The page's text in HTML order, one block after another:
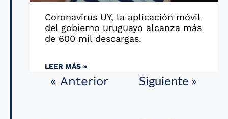
Coronavirus UY, la aplicación móvil
del gobierno uruguayo alcanza más
de 600 mil descargas.
LEER MÁS »
« Anterior Siguiente »